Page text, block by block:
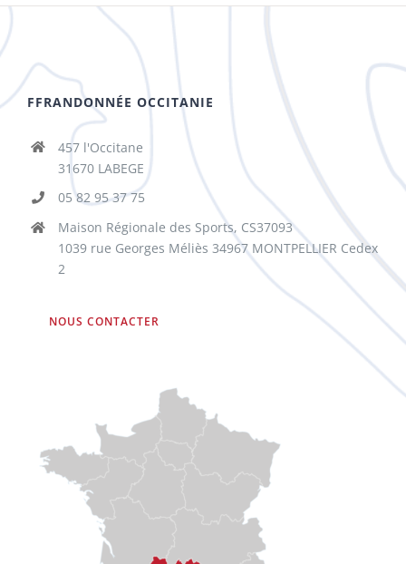
FFRANDONNÉE OCCITANIE
457 l'Occitane
31670 LABEGE
05 82 95 37 75
Maison Régionale des Sports, CS37093
1039 rue Georges Méliès 34967 MONTPELLIER Cedex
2
NOUS CONTACTER